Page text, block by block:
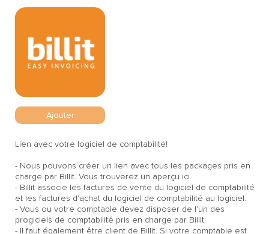
Ajouter
Lien avec votre logiciel de comptabilité!
- Nous pouvons créer un lien avec tous les packages pris en
charge par Billit. Vous trouverez un aperçu ici
- Billit associe les factures de vente du logiciel de comptabilité
et les factures d'achat du logiciel de comptabilité au logiciel.
- Vous ou votre comptable devez disposer de l'un des
progiciels de comptabilité pris en charge par Billit.
- Il faut également être client de Billit. Si votre comptable est